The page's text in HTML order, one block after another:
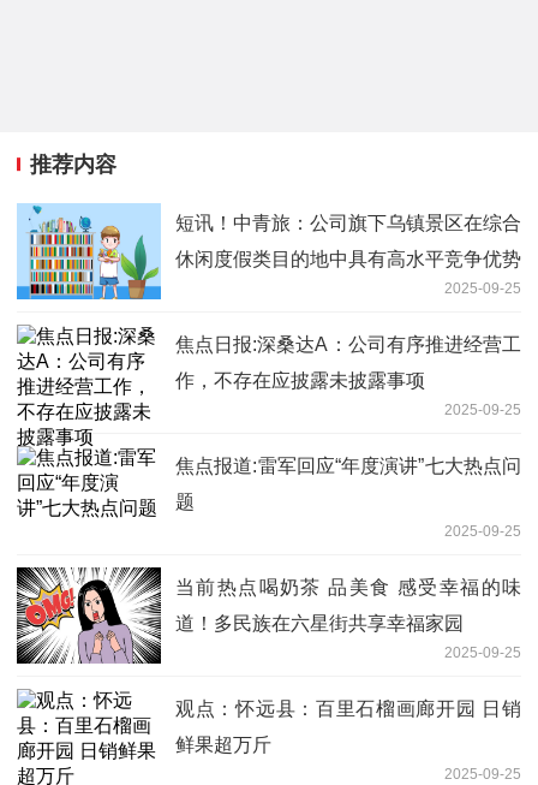
推荐内容
短讯！中青旅：公司旗下乌镇景区在综合
休闲度假类目的地中具有高水平竞争优势
2025-09-25
焦点日报:深桑达A：公司有序推进经营工
作，不存在应披露未披露事项
2025-09-25
焦点报道:雷军回应“年度演讲”七大热点问
题
2025-09-25
当前热点喝奶茶 品美食 感受幸福的味
道！多民族在六星街共享幸福家园
2025-09-25
观点：怀远县：百里石榴画廊开园 日销
鲜果超万斤
2025-09-25